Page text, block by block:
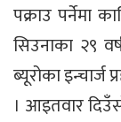
पक्राउ पर्नेमा
सिउनाका २९
ब्यूरोका इन्चार्ज
। आइतवार